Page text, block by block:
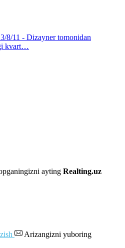
8/11 - Dizayner tomonidan
kvart…
ayting Realting.uz
Arizangizni yuboring